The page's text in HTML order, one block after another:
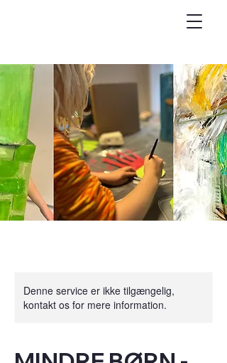
Denne service er ikke tilgængelig,
kontakt os for mere information.